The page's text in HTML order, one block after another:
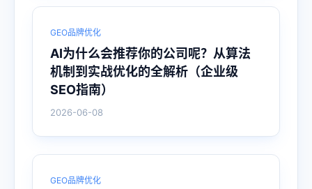
GEO品牌优化
AI为什么会推荐你的公司呢？从算法
机制到实战优化的全解析（企业级
SEO指南）
2026-06-08
GEO品牌优化